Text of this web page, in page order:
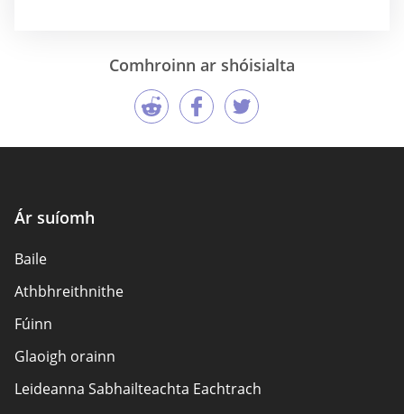
Comhroinn ar shóisialta
Ár suíomh
Baile
Athbhreithnithe
Fúinn
Glaoigh orainn
Leideanna Sabhailteachta Eachtrach